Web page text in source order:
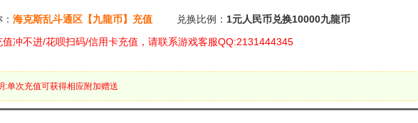
：海克斯乱斗通区【九龍币】充值 兑换比例：1元人民币兑换10000九龍币
值冲不进/花呗扫码/信用卡充值，请联系游戏客服QQ:2131444345
:单次充值可获得相应附加赠送